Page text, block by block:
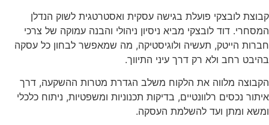
לובצקי פועלת בגישה עסקית ואסטרטגית לשוק הנדלן
דוד לובצקי מביא ניסיון ניהולי והבנה עמוקה של צרכי
הייטק, תעשיה ולוגיסטיקה, מה שמאפשר לבחון כל עסקה
רחב ולא רק דרך עיני התיווך.
מלווה את הלקוח משלב הגדרת מטרות ההשקעה, דרך
נכסים רלוונטיים, בדיקות תכנוניות ומשפטיות, ניתוח כלכלי
ומתן ועד להשלמת העסקה.